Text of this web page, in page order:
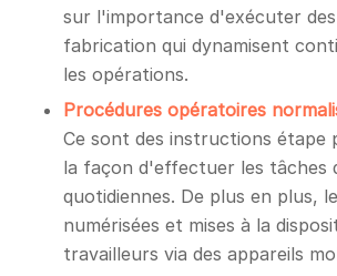
sur l'importance d'exécuter
fabrication qui dynamisent
les opérations.
Procédures opératoires
Ce sont des instructions étape
la façon d'effectuer les tâches
quotidiennes. De plus en plus,
numérisées et mises à la
travailleurs via des appareils